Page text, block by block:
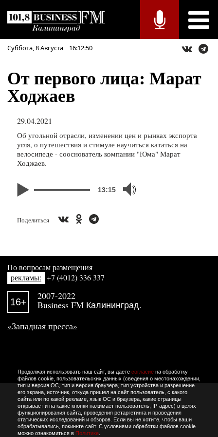
Суббота,8Августа 16:12:50
От первого лица: Марат
Ходжаев
29.04.2021
Об угольной отрасли, изменении цен и рынках экспорта
угля, о путешествия и стимуле научиться кататься на
велосипеде - сооснователь компании "Юма" Марат
Ходжаев.
13:15
Поделиться
Продолжая использовать наш сайт, вы даете согласиена обработку
файлов cookie, пользовательских данных (сведения о местонахождении,
тип и версия ОС, тип и версия браузера, тип устройства и разрешение
его экрана, источник, откуда пришел на сайт пользователь, с какого
сайта или по какой рекламе, язык ОС и браузера, какие страницы
открывает и на какие кнопки нажимает пользователь, IP-адрес) в целях
функционирования сайта, проведения ретаргетинга и проведения
статических исследований и обзоров. Если вы не хотите, чтобы ваши
обрабатывались, покиньте сайт. С условиями обработки файлов cookie
можно ознакомиться в Политике.
По вопросам размещения
рекламы: +7 (4012) 336 337
16+
2007-2022
Business FM Калининград.
«Западная пресса»